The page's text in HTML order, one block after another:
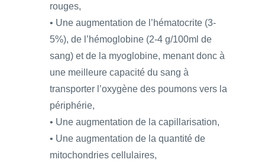
rouges,
• Une augmentation de l’hématocrite (3-
5%), de l’hémoglobine (2-4 g/100ml de
sang) et de la myoglobine, menant donc à
une meilleure capacité du sang à
transporter l’oxygène des poumons vers la
périphérie,
• Une augmentation de la capillarisation,
• Une augmentation de la quantité de
mitochondries cellulaires,